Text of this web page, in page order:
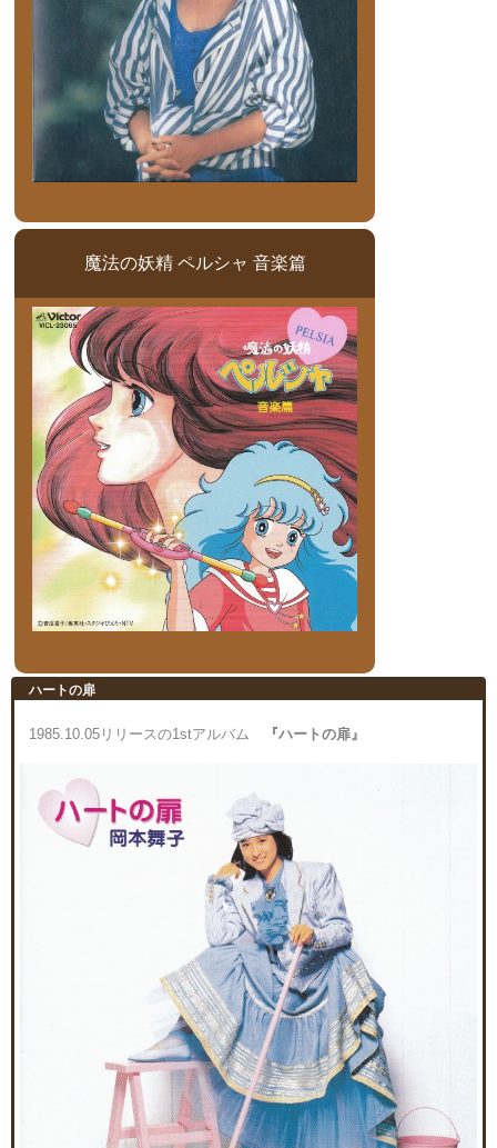
魔法の妖精 ペルシャ 音楽篇
ハートの扉
1985.10.05リリースの1stアルバム 『ハートの扉』